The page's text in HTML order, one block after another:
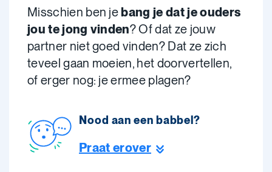
Misschien ben jebang je dat je ouders
jou te jong vinden? Of dat ze jouw
partner niet goed vinden? Dat ze zich
teveel gaan moeien, het doorvertellen,
of erger nog: je ermee plagen?
Nood aan een babbel?
Praat erover